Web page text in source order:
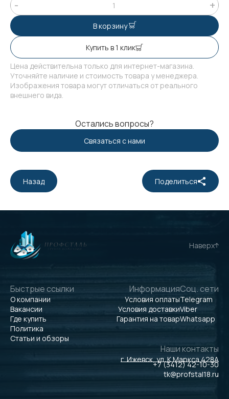
В корзину
Купить в 1 клик
Цена действительна только для интернет-магазина.
Уточняйте наличие и стоимость товара у менеджера.
Изображения товара могут отличаться от реального
внешнего вида.
Остались вопросы?
Связаться с нами
Назад Поделиться
Наверх
Быстрые ссылки
О компании
Вакансии
Где купить
Политика
Статьи и обзоры
Информация
Условия оплаты
Условия доставки
Гарантия на товар
Соц. сети
Telegram
Viber
Whatsapp
Наши контакты
г. Ижевск, ул. К.Маркса 428А
+7 (3412) 42-10-30
tk@profstal18.ru